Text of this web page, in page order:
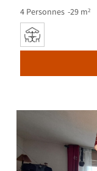
4 Personnes 29 m²